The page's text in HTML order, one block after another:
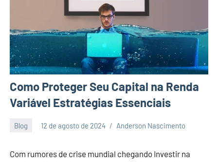
Como Proteger Seu Capital na Renda
Variável Estratégias Essenciais
Blog 12 de agosto de 2024 Anderson Nascimento
Nenhum
Com rumores de crise mundial chegando Investir na